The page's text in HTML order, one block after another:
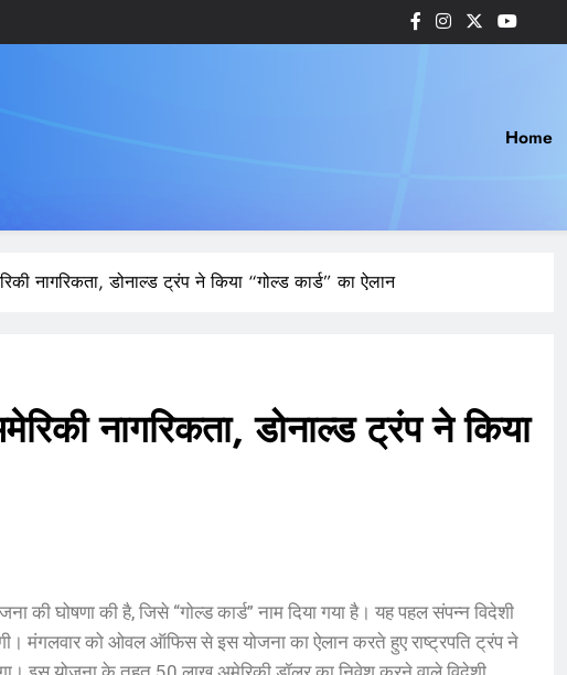
Home
नागरिकता, डोनाल्ड ट्रंप ने किया “गोल्ड कार्ड” का ऐलान
नागरिकता, डोनाल्ड ट्रंप ने किया
की घोषणा की है, जिसे “गोल्ड कार्ड” नाम दिया गया है। यह पहल संपन्न विदेशी
मंगलवार को ओवल ऑफिस से इस योजना का ऐलान करते हुए राष्ट्रपति ट्रंप ने